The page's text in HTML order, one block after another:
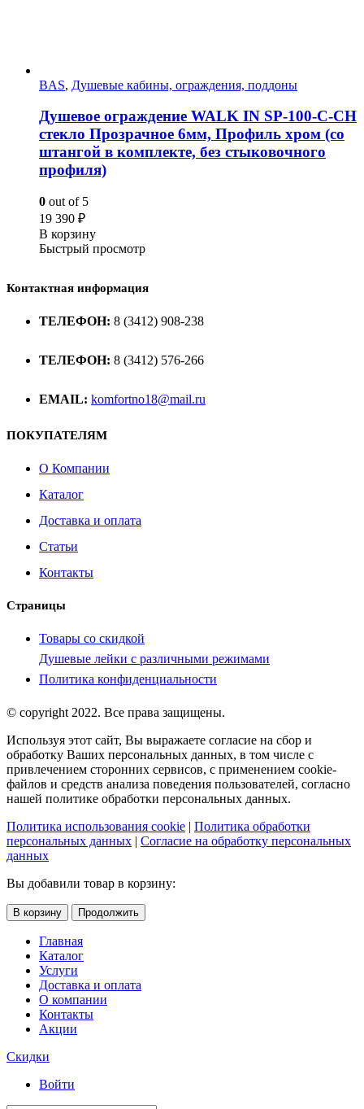
BAS, Душевые кабины, ограждения, поддоны
Душевое ограждение WALK IN SP-100-C-CH
стекло Прозрачное 6мм, Профиль хром (со
штангой в комплекте, без стыковочного
профиля)
0 out of 5
19 390 ₽
В корзину
Быстрый просмотр
Контактная информация
ТЕЛЕФОН: 8 (3412) 908-238
ТЕЛЕФОН: 8 (3412) 576-266
EMAIL: komfortno18@mail.ru
ПОКУПАТЕЛЯМ
О Компании
Каталог
Доставка и оплата
Статьи
Контакты
Страницы
Товары со скидкой
Душевые лейки с различными режимами
Политика конфиденциальности
© copyright 2022. Все права защищены.
Используя этот сайт, Вы выражаете согласие на сбор и
обработку Ваших персональных данных, в том числе с
привлечением сторонних сервисов, с применением cookie-
файлов и средств анализа поведения пользователей, согласно
нашей политике обработки персональных данных.
Политика использования cookie | Политика обработки
персональных данных | Согласие на обработку персональных
данных
Вы добавили товар в корзину:
В корзину Продолжить
Главная
Каталог
Услуги
Доставка и оплата
О компании
Контакты
Акции
Скидки
Войти